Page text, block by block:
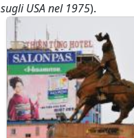
sugli USA nel 1975).